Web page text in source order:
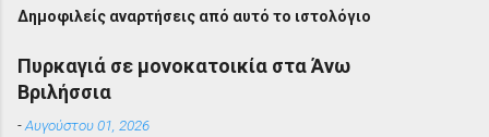
Δημοφιλείς αναρτήσεις από αυτό το ιστολόγιο
Πυρκαγιά σε μονοκατοικία στα Άνω
Βριλήσσια
-Αυγούστου 01, 2026